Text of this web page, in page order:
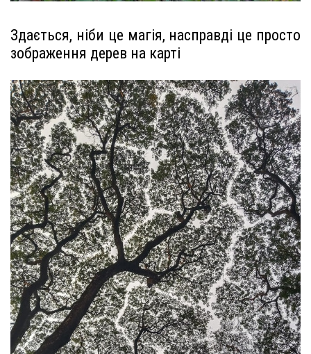
Здається, ніби це магія, насправді це просто
зображення дерев на карті